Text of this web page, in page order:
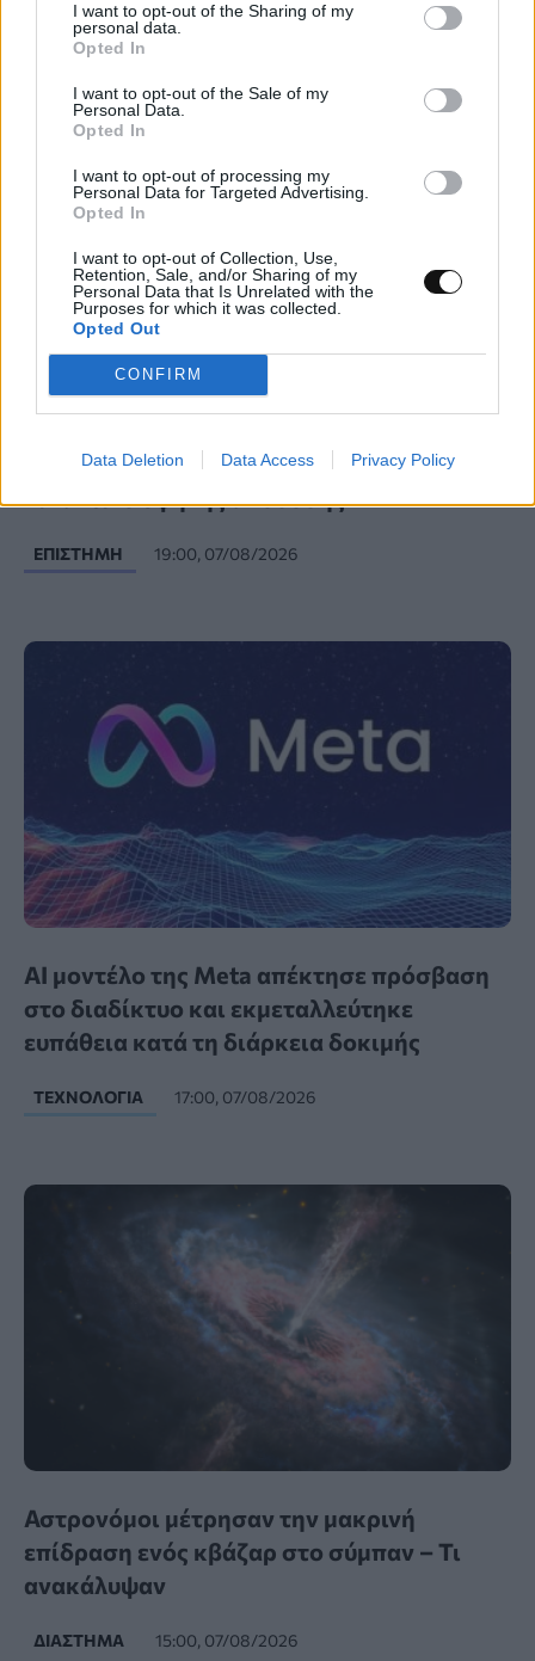
I want to opt-out of the Sharing of my
personal data.
Opted In
I want to opt-out of the Sale of my
Personal Data.
Opted In
I want to opt-out of processing my
Personal Data for Targeted Advertising.
Opted In
I want to opt-out of Collection, Use,
Retention, Sale, and/or Sharing of my
Personal Data that Is Unrelated with the
Purposes for which it was collected.
Opted Out
CONFIRM
Data Deletion Data Access Privacy Policy
ΕΠΙΣΤΉΜΗ
Νέα μέθοδος μετατρέπει το PVC σε
λιπαντικό υψηλής απόδοσης
ΕΠΙΣΤΉΜΗ 19:00, 07/08/2026
AI μοντέλο της Meta απέκτησε πρόσβαση
στο διαδίκτυο και εκμεταλλεύτηκε
ευπάθεια κατά τη διάρκεια δοκιμής
ΤΕΧΝΟΛΟΓΊΑ 17:00, 07/08/2026
Αστρονόμοι μέτρησαν την μακρινή
επίδραση ενός κβάζαρ στο σύμπαν – Τι
ανακάλυψαν
ΔΙΆΣΤΗΜΑ 15:00, 07/08/2026